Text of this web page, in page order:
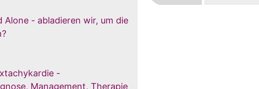
Alone - abladieren wir, um die
-
Management, Therapie